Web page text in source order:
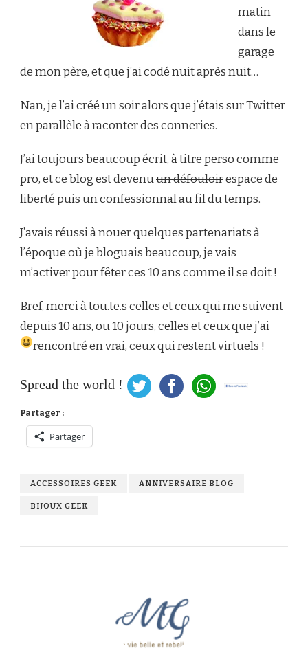
matin
dans le
garage
de mon père, et que j’ai codé nuit après nuit…
Nan, je l’ai créé un soir alors que j’étais sur Twitter
en parallèle à raconter des conneries.
J’ai toujours beaucoup écrit, à titre perso comme
pro, et ce blog est devenuun défouloirespace de
liberté puis un confessionnal au fil du temps.
J’avais réussi à nouer quelques partenariats à
l’époque où je bloguais beaucoup, je vais
m’activer pour fêter ces 10 ans comme il se doit !
Bref, merci à tou.te.s celles et ceux qui me suivent
depuis 10 ans, ou 10 jours, celles et ceux que j’ai
rencontré en vrai, ceux qui restent virtuels !
Spread the world !
Partager :
Partager
ACCESSOIRES GEEK ANNIVERSAIRE BLOG
BIJOUX GEEK